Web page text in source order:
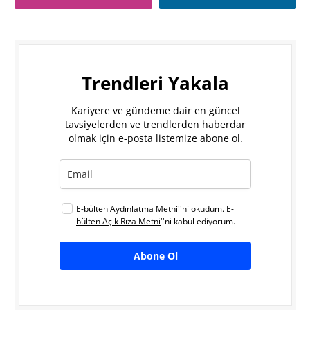
Trendleri Yakala
Kariyere ve gündeme dair en güncel
tavsiyelerden ve trendlerden haberdar
olmak için e-posta listemize abone ol.
E-bültenAydınlatma Metni''ni okudum. E-
bülten Açık Rıza Metni''ni kabul ediyorum.
Abone Ol